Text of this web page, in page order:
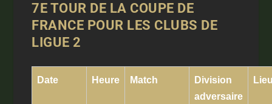
7E TOUR DE LA COUPE DE
FRANCE POUR LES CLUBS DE
LIGUE 2
Date Heure Match
Division
adversaire